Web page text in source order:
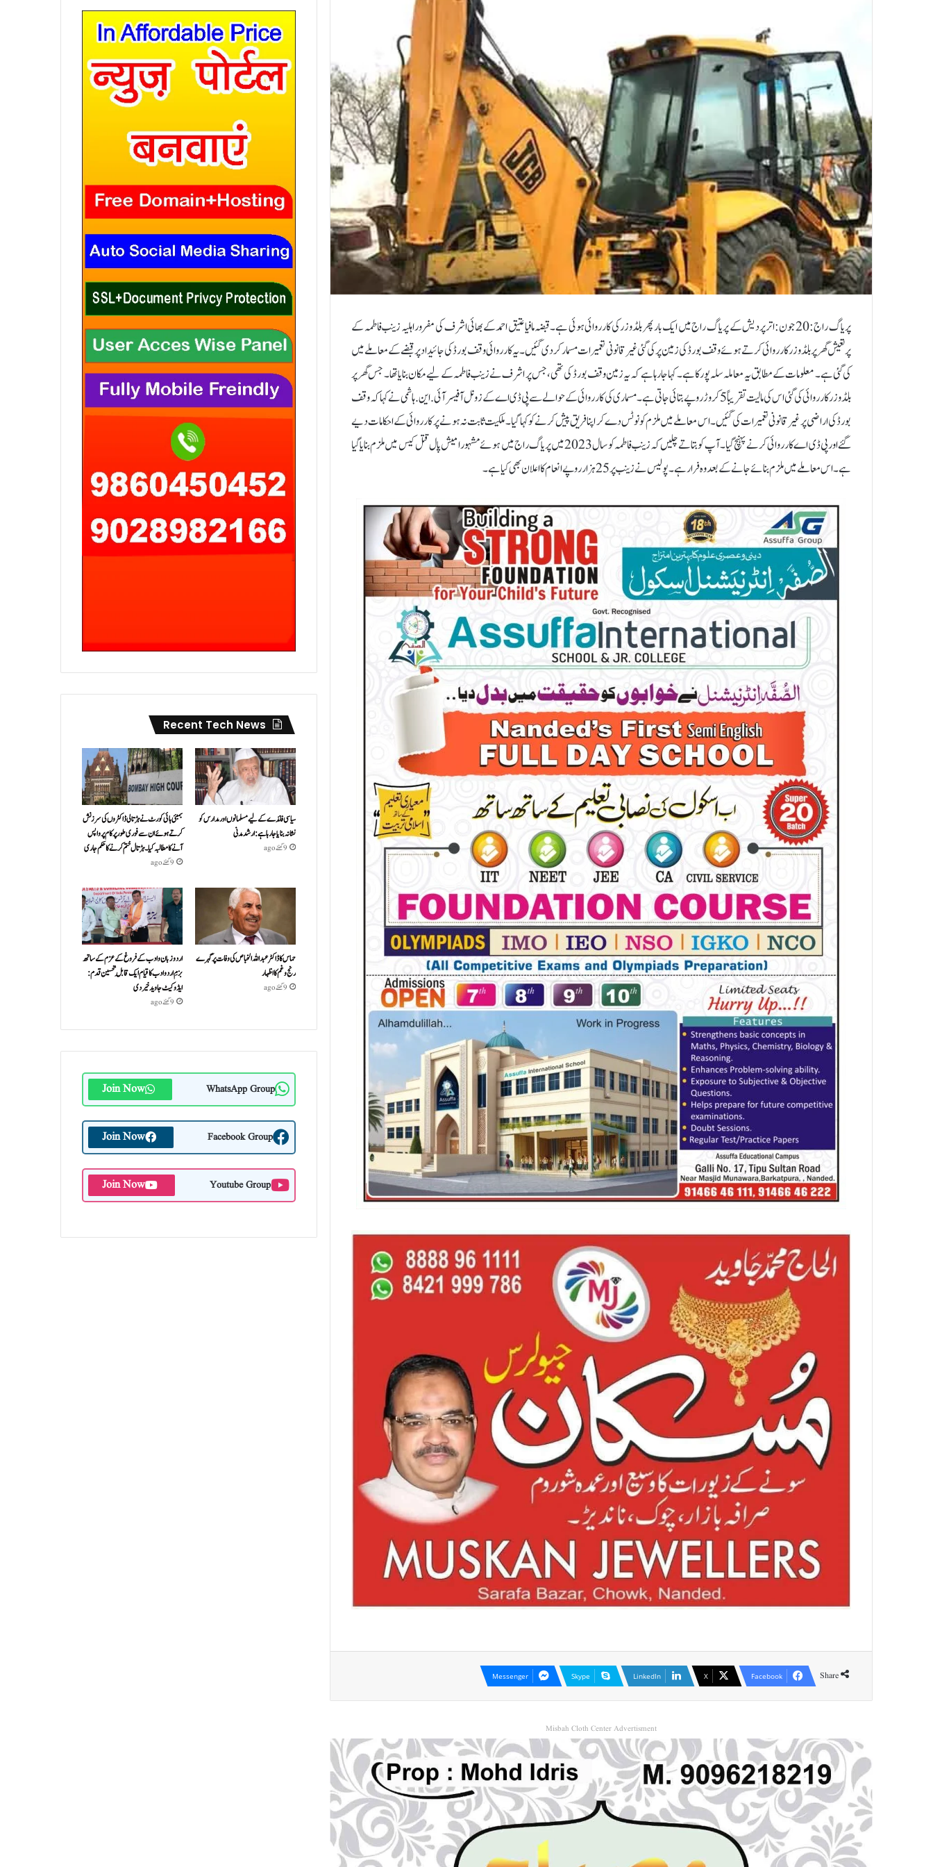
پریاگ راج: 20 جون:اترپردیش کے پریاگ راج میں ایک بار پھر بلڈوزر کی کارروائی ہوئی ہے۔ قبضہ مافیا عتیق احمد کے بھائی اشرف کی مفرور اہلیہ زینب فاطمہ کے
پرتعیش گھر پر بلڈوزر کارروائی کرتے ہوئے وقف بورڈ کی زمین پر کی گئی غیر قانونی تعمیرات مسمار کر دی گئیں۔ یہ کارروائی وقف بورڈ کی جائیداد پر قبضے کے معاملے میں
کی گئی ہے۔ معلومات کے مطابق یہ معاملہ سلہ پور کا ہے۔ کہا جا رہا ہے کہ یہ زمین وقف بورڈ کی تھی، جس پر اشرف نے زینب فاطمہ کے لیے مکان بنایا تھا۔ جس گھر پر
بلڈوزر کارروائی کی گئی اس کی مالیت تقریباً 5 کروڑ روپے بتائی جاتی ہے۔ مسماری کی کارروائی کے حوالے سے پی ڈی اے کے زونل آفیسر آئی.این. ہاشمی نے کہا کہ وقف
بورڈ کی اراضی پر غیر قانونی تعمیرات کی گئیں۔ اس معاملے میں ملزم کو نوٹس دے کر اپنا فریق پیش کرنے کو کہا گیا۔ ملکیت ثابت نہ ہونے پر کارروائی کے احکامات دیے
گئے اور پی ڈی اے کارروائی کرنے پہنچ گیا۔ آپ کو بتاتے چلیں کہ زینب فاطمہ کو سال 2023 میں پریاگ راج میں ہوئے مشہور امیش پال قتل کیس میں ملزم بنایا گیا
ہے۔ اس معاملے میں ملزم بنائے جانے کے بعد وہ فرار ہے۔ پولیس نے زینب پر 25 ہزار روپے انعام کا اعلان بھی کیا ہے۔
Share
Facebook
X
LinkedIn
Skype
Messenger
Misbah Cloth Center Advertisment
Recent Tech News
سیاسی فائدے کے لیے مسلمانوں اور مدارس کو
نشانہ بنایا جا رہا ہے: ارشد مدنی
9 گھنٹے ago
بمبئی ہائی کورٹ نے ہڑتالی ڈاکٹروں کی سرزنش
کرتے ہوئے ان سے فوری طور پر کام پر واپس
آنے کا مطالبہ کیا۔ہڑتال ختم کرنے کا حکم جاری
9 گھنٹے ago
حماس کا ڈاکٹر عبداللہ الخباص کی وفات پر گہرے
رنج وغم کااظہار
9 گھنٹے ago
اردو زبان و ادب کے فروغ کے عزم کے ساتھ
بزمِ اردو ادب کا قیام ایک قابلِ تحسین قدم :
ایڈوکیٹ جاوید خیردی
9 گھنٹے ago
WhatsApp Group
Join Now
Facebook Group
Join Now
Youtube Group
Join Now